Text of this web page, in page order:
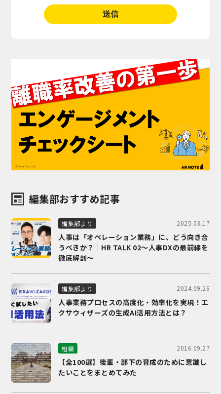
編集部おすすめ記事
編集部より 2025.03.17
人事は「オペレーション業務」に、どう向き合
うべきか？｜HR TALK 02～人事DXの最前線を
徹底解剖～
編集部より 2024.09.26
人事業務プロセスの高度化・効率化を実現！エ
クサウィザーズの生成AI活用方法とは？
組織 2016.09.27
【全100選】後輩・部下の育成のために意識し
たいことをまとめてみた